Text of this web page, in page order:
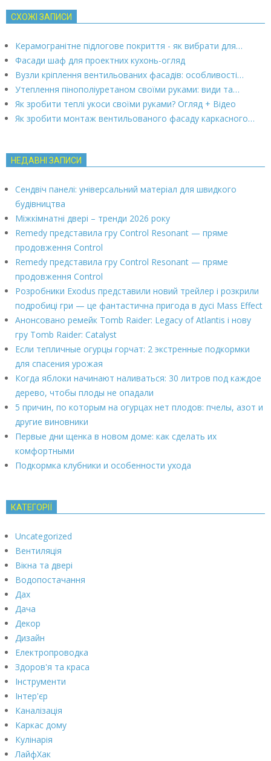
СХОЖІ ЗАПИСИ
Керамогранітне підлогове покриття - як вибрати для…
Фасади шаф для проектних кухонь-огляд
Вузли кріплення вентильованих фасадів: особливості…
Утеплення пінополіуретаном своїми руками: види та…
Як зробити теплі укоси своїми руками? Огляд + Відео
Як зробити монтаж вентильованого фасаду каркасного…
НЕДАВНІ ЗАПИСИ
Сендвіч панелі: універсальний матеріал для швидкого
будівництва
Міжкімнатні двері – тренди 2026 року
Remedy представила гру Control Resonant — пряме
продовження Control
Remedy представила гру Control Resonant — пряме
продовження Control
Розробники Exodus представили новий трейлер і розкрили
подробиці гри — це фантастична пригода в дусі Mass Effect
Анонсовано ремейк Tomb Raider: Legacy of Atlantis і нову
гру Tomb Raider: Catalyst
Если тепличные огурцы горчат: 2 экстренные подкормки
для спасения урожая
Когда яблоки начинают наливаться: 30 литров под каждое
дерево, чтобы плоды не опадали
5 причин, по которым на огурцах нет плодов: пчелы, азот и
другие виновники
Первые дни щенка в новом доме: как сделать их
комфортными
Подкормка клубники и особенности ухода
КАТЕГОРІЇ
Uncategorized
Вентиляція
Вікна та двері
Водопостачання
Дах
Дача
Декор
Дизайн
Електропроводка
Здоров'я та краса
Інструменти
Інтер'єр
Каналізація
Каркас дому
Кулінарія
ЛайфХак